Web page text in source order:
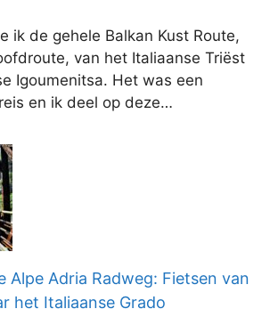
ik de gehele Balkan Kust Route,
van het Italiaanse Triëst
Igoumenitsa. Het was een
en ik deel op deze…
Alpe Adria Radweg: Fietsen van
het Italiaanse Grado